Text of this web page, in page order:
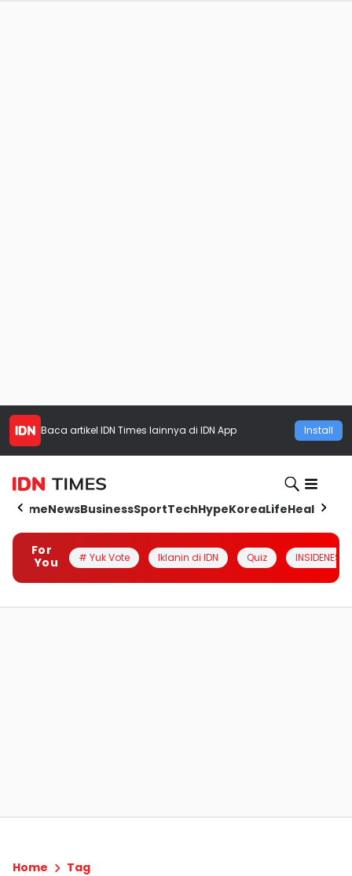
Baca artikel IDN Times lainnya di IDN App Install
HomeNewsBusinessSportTechHypeKoreaLifeHealth
For
You
# Yuk Vote Iklanin di IDN Quiz INSIDENESIA
Home Tag